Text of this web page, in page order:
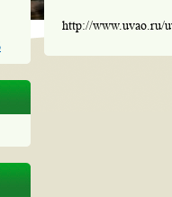
http://www.uvao.ru/